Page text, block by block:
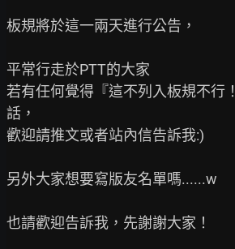
板規將於這一兩天進行公告，
平常行走於PTT的大家
若有任何覺得『這不列入板規不行
話，
歡迎請推文或者站內信告訴我:)
另外大家想要寫版友名單嗎......w
也請歡迎告訴我，先謝謝大家！